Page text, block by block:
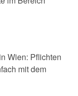
Wien: Pflichten
mit dem